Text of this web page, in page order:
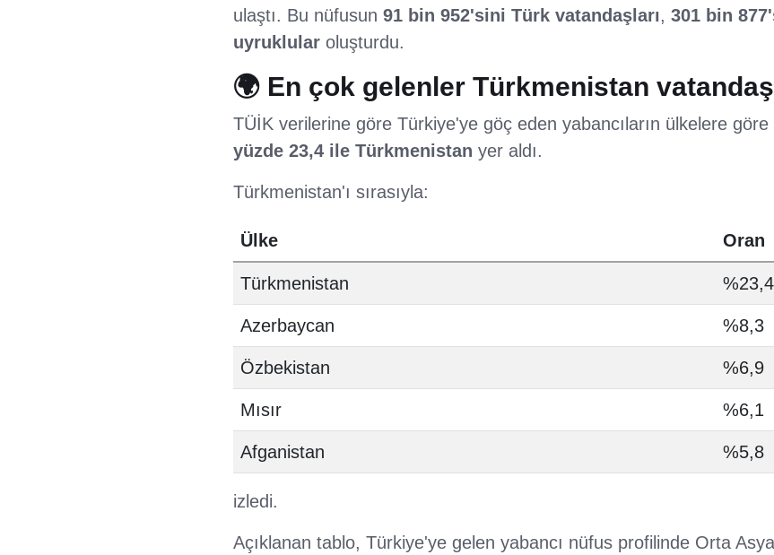
ulaştı. Bu nüfusun 91 bin 952'sini Türk vatandaşları, 301 bin
uyruklularoluşturdu.
🌍 En çok gelenler Türkmenistan
TÜİK verilerine göre Türkiye'ye göç eden yabancıların ülkelere göre
yüzde 23,4 ile Türkmenistan yer aldı.
Türkmenistan'ı sırasıyla:
Ülke Oran
Türkmenistan %23,4
Azerbaycan %8,3
Özbekistan %6,9
Mısır %6,1
Afganistan %5,8
izledi.
Açıklanan tablo, Türkiye'ye gelen yabancı nüfus profilinde Orta Asya